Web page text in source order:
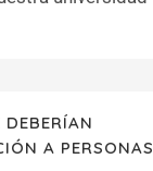
A PERSONAS